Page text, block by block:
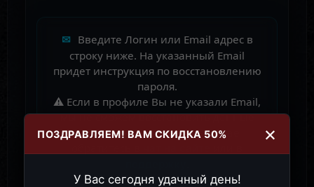
✉
Введите Логин или Email адрес в
строку ниже. На указанный Email
придет инструкция по восстановлению
пароля.
⚠️ Если в профиле Вы не указали Email,
мы не сможем восстановить данные
автоматически. В таком случае
ПОЗДРАВЛЯЕМ! ВАМ СКИДКА 50% ×
У Вас сегодня удачный день!